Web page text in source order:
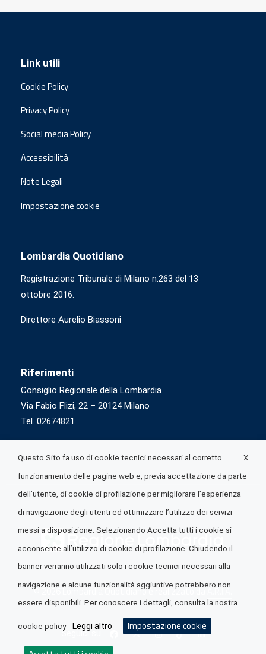
Link utili
Cookie Policy
Privacy Policy
Social media Policy
Accessibilità
Note Legali
Impostazione cookie
Lombardia Quotidiano
Registrazione Tribunale di Milano n.263 del 13
ottobre 2016.
Direttore Aurelio Biassoni
Riferimenti
Consiglio Regionale della Lombardia
Via Fabio Flizi, 22 – 20124 Milano
Tel. 02674821
© 2026 Lombardia Quotidiano è realizzato daA.R.I.A.
Seguici su
X
Questo Sito fa uso di cookie tecnici necessari al corretto
funzionamento delle pagine web e, previa accettazione da parte
dell’utente, di cookie di profilazione per migliorare l’esperienza
di navigazione degli utenti ed ottimizzare l’utilizzo dei servizi
messi a disposizione. Selezionando Accetta tutti i cookie si
acconsente all’utilizzo di cookie di profilazione. Chiudendo il
banner verranno utilizzati solo i cookie tecnici necessari alla
navigazione e alcune funzionalità aggiuntive potrebbero non
essere disponibili. Per conoscere i dettagli, consulta la nostra
cookie policy Leggi altro Impostazione cookie